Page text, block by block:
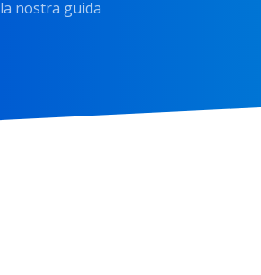
nostra guida